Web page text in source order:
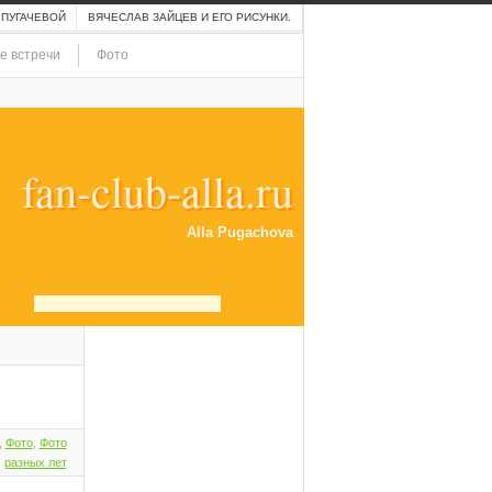
fan-club-alla.ru
Alla Pugachova
ВЯЧЕСЛАВ ЗАЙЦЕВ И ЕГО РИСУНКИ.
встречи Фото
Фото, Фото
разных лет